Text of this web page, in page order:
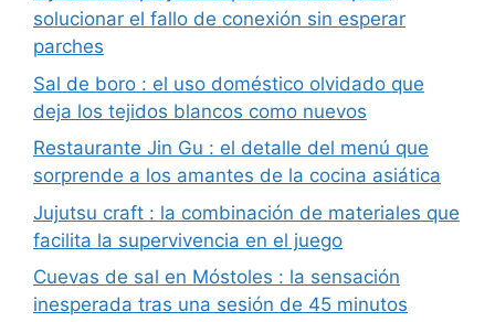
solucionar el fallo de conexión sin esperar
parches
Sal de boro : el uso doméstico olvidado que
deja los tejidos blancos como nuevos
Restaurante Jin Gu : el detalle del menú que
sorprende a los amantes de la cocina asiática
Jujutsu craft : la combinación de materiales que
facilita la supervivencia en el juego
Cuevas de sal en Móstoles : la sensación
inesperada tras una sesión de 45 minutos